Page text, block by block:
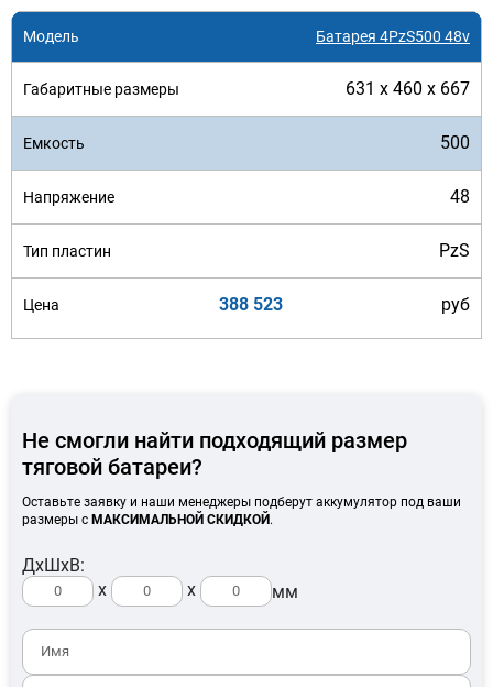
Батарея 4PzS500 48v
631 x 460 x 667
500
48
PzS
388 523 руб
Не смогли найти подходящий размер
тяговой батареи?
Оставьте заявку и наши менеджеры подберут аккумулятор под ваши
размеры с МАКСИМАЛЬНОЙ СКИДКОЙ .
ДхШхВ:
x
x мм